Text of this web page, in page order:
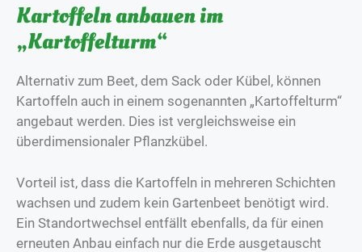
Kartoffeln anbauen im
„Kartoffelturm“
Alternativ zum Beet, dem Sack oder Kübel, können
Kartoffeln auch in einem sogenannten „Kartoffelturm“
angebaut werden. Dies ist vergleichsweise ein
überdimensionaler Pflanzkübel.
Vorteil ist, dass die Kartoffeln in mehreren Schichten
wachsen und zudem kein Gartenbeet benötigt wird.
Ein Standortwechsel entfällt ebenfalls, da für einen
erneuten Anbau einfach nur die Erde ausgetauscht